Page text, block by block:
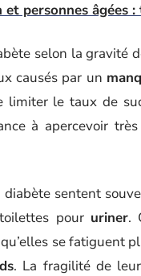
personnes âgées
selon la gravité
causés par un
limiter le taux de
à apercevoir
sentent
pour uriner.
se fatiguent
. La fragilité de